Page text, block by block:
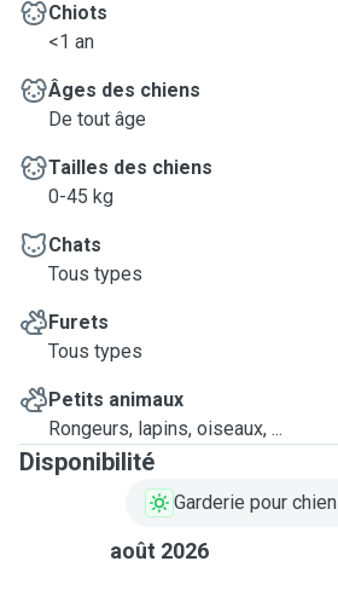
Chiots
<1 an
Âges des chiens
De tout âge
Tailles des chiens
0-45 kg
Chats
Tous types
Furets
Tous types
Petits animaux
Rongeurs, lapins, oiseaux, ...
Disponibilité
Garderie pour chien
août 2026